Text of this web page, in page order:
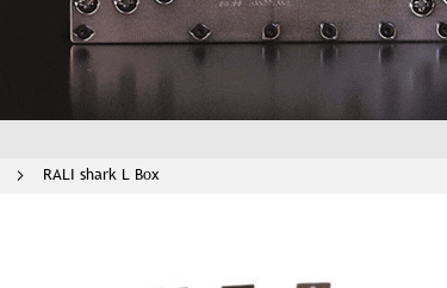
RALI shark L Box